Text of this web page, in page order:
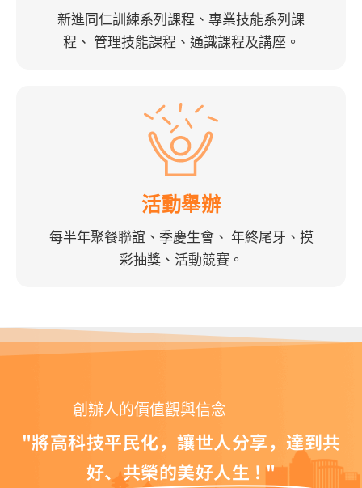
新進同仁訓練系列課程、專業技能系列課
程、 管理技能課程、通識課程及講座。
活動舉辦
每半年聚餐聯誼、季慶生會、 年終尾牙、摸
彩抽獎、活動競賽。
創辦人的價值觀與信念
"將高科技平民化，讓世人分享，達到共
好、共榮的美好人生 ! "